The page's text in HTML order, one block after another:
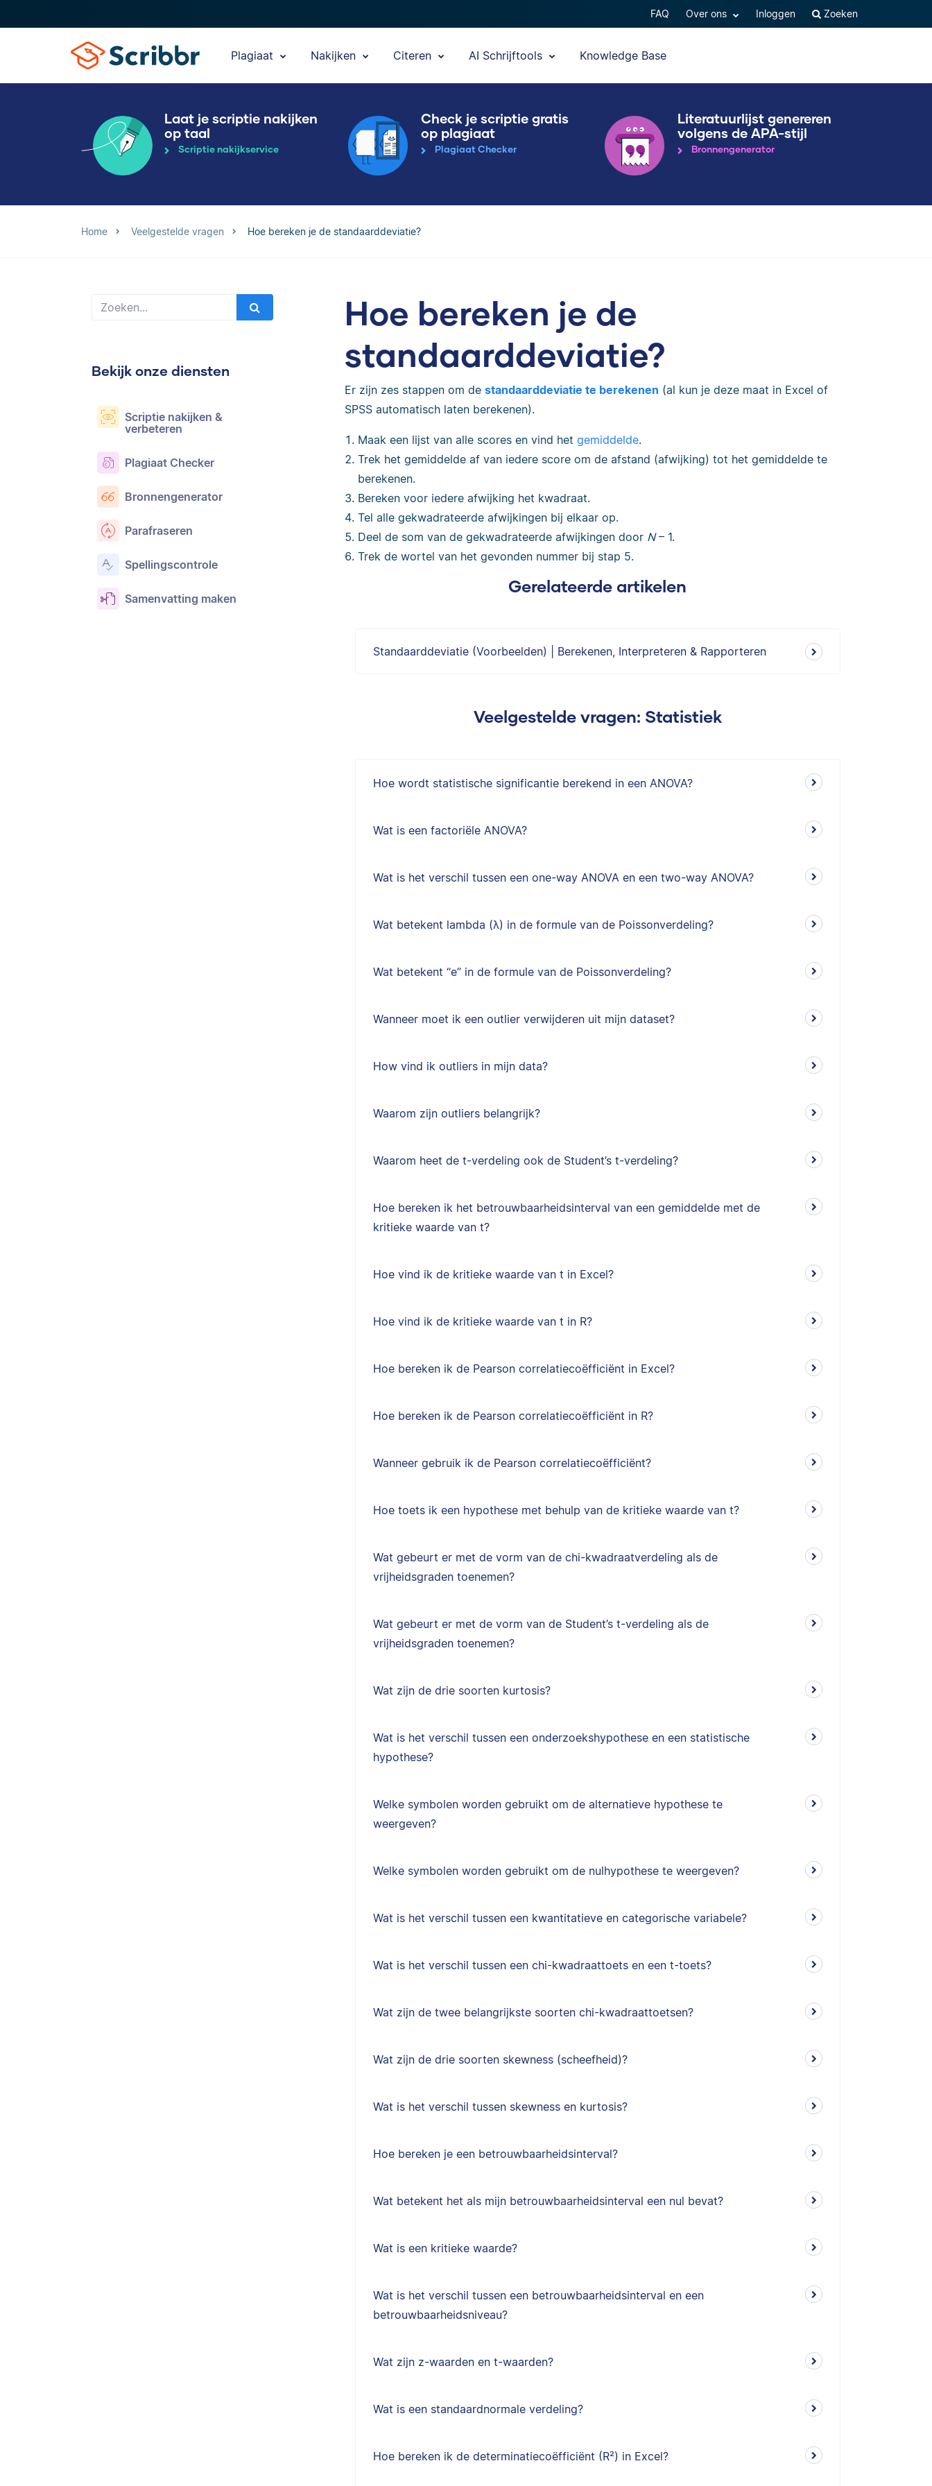
FAQ Over ons Inloggen Zoeken
Plagiaat Nakijken Citeren AI Schrijftools Knowledge Base
Laat je scriptie nakijken
op taal
Scriptie nakijkservice
Check je scriptie gratis
op plagiaat
Plagiaat Checker
Literatuurlijst genereren
volgens de APA-stijl
Bronnengenerator
Home Veelgestelde vragen Hoe bereken je de standaarddeviatie?
Bekijk onze diensten
Scriptie nakijken &
verbeteren
Plagiaat Checker
Bronnengenerator
Parafraseren
Spellingscontrole
Samenvatting maken
Hoe bereken je de
standaarddeviatie?
Er zijn zes stappen om de standaarddeviatie te berekenen (al kun je deze maat in Excel of
SPSS automatisch laten berekenen).
Maak een lijst van alle scores en vind hetgemiddelde.
Trek het gemiddelde af van iedere score om de afstand (afwijking) tot het gemiddelde te
berekenen.
Bereken voor iedere afwijking het kwadraat.
Tel alle gekwadrateerde afwijkingen bij elkaar op.
Deel de som van de gekwadrateerde afwijkingen door N – 1.
Trek de wortel van het gevonden nummer bij stap 5.
Gerelateerde artikelen
Standaarddeviatie (Voorbeelden) | Berekenen, Interpreteren & Rapporteren
Veelgestelde vragen: Statistiek
Hoe wordt statistische significantie berekend in een ANOVA?
Wat is een factoriële ANOVA?
Wat is het verschil tussen een one-way ANOVA en een two-way ANOVA?
Wat betekent lambda (λ) in de formule van de Poissonverdeling?
Wat betekent “e” in de formule van de Poissonverdeling?
Wanneer moet ik een outlier verwijderen uit mijn dataset?
How vind ik outliers in mijn data?
Waarom zijn outliers belangrijk?
Waarom heet de t-verdeling ook de Student’s t-verdeling?
Hoe bereken ik het betrouwbaarheidsinterval van een gemiddelde met de
kritieke waarde van t?
Hoe vind ik de kritieke waarde van t in Excel?
Hoe vind ik de kritieke waarde van t in R?
Hoe bereken ik de Pearson correlatiecoëfficiënt in Excel?
Hoe bereken ik de Pearson correlatiecoëfficiënt in R?
Wanneer gebruik ik de Pearson correlatiecoëfficiënt?
Hoe toets ik een hypothese met behulp van de kritieke waarde van t?
Wat gebeurt er met de vorm van de chi-kwadraatverdeling als de
vrijheidsgraden toenemen?
Wat gebeurt er met de vorm van de Student’s t-verdeling als de
vrijheidsgraden toenemen?
Wat zijn de drie soorten kurtosis?
Wat is het verschil tussen een onderzoekshypothese en een statistische
hypothese?
Welke symbolen worden gebruikt om de alternatieve hypothese te
weergeven?
Welke symbolen worden gebruikt om de nulhypothese te weergeven?
Wat is het verschil tussen een kwantitatieve en categorische variabele?
Wat is het verschil tussen een chi-kwadraattoets en een t-toets?
Wat zijn de twee belangrijkste soorten chi-kwadraattoetsen?
Wat zijn de drie soorten skewness (scheefheid)?
Wat is het verschil tussen skewness en kurtosis?
Hoe bereken je een betrouwbaarheidsinterval?
Wat betekent het als mijn betrouwbaarheidsinterval een nul bevat?
Wat is een kritieke waarde?
Wat is het verschil tussen een betrouwbaarheidsinterval en een
betrouwbaarheidsniveau?
Wat zijn z-waarden en t-waarden?
Wat is een standaardnormale verdeling?
Hoe bereken ik de determinatiecoëfficiënt (R²) in Excel?